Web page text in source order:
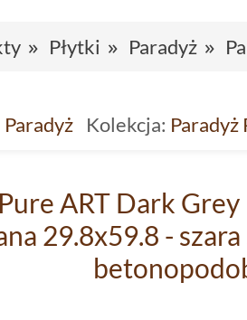
Płytki Paradyż
Paradyż Kolekcja:
ART Dark
29.8x59.8 -